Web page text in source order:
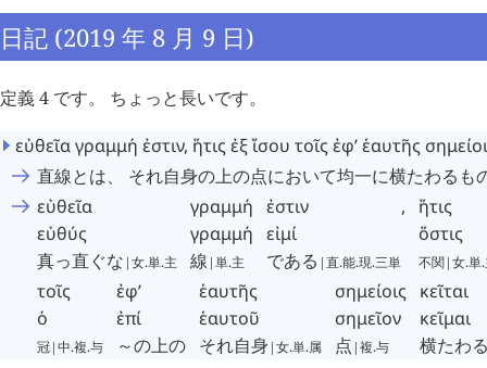
日記 (2019 年 8 月 9 日)
定義 4 です。 ちょっと長いです。
εὐθεῖαγραμμή ἐστιν, ἥτις ἐξἴσου τοῖς ἐφ’ἑαυτῆς
直線とは、 それ自身の上の点において均一に横たわるも
εὐθεῖα
εὐθύς
真っ直ぐな |女.単.主
γραμμή
γραμμή
線 |単.主
ἐστιν
εἰμί
である |直.能.現.三単
,
ἥτις
ὅστις
不関|女.単
τοῖς
ὁ
冠|中.複.与
ἐφ’
ἐπί
～の上の
ἑαυτῆς
ἑαυτοῦ
それ自身 |女.単.属
σημείοις
σημεῖον
点 |複.与
κεῖται
κεῖμαι
横たわ